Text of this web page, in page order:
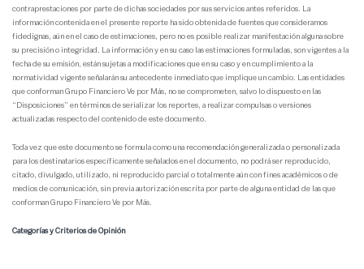
contraprestaciones por parte de dichas sociedades por sus servicios antes referidos. La
información contenida en el presente reporte ha sido obtenida de fuentes que consideramos
fidedignas, aún en el caso de estimaciones, pero no es posible realizar manifestación alguna sobre
su precisión o integridad. La información y en su caso las estimaciones formuladas, son vigentes a la
fecha de su emisión, están sujetas a modificaciones que en su caso y en cumplimiento a la
normatividad vigente señalarán su antecedente inmediato que implique un cambio. Las entidades
que conforman Grupo Financiero Ve por Más, no se comprometen, salvo lo dispuesto en las
“Disposiciones” en términos de serializar los reportes, a realizar compulsas o versiones
actualizadas respecto del contenido de este documento.
Toda vez que este documento se formula como una recomendación generalizada o personalizada
para los destinatarios específicamente señalados en el documento, no podrá ser reproducido,
citado, divulgado, utilizado, ni reproducido parcial o totalmente aún con fines académicos o de
medios de comunicación, sin previa autorización escrita por parte de alguna entidad de las que
conforman Grupo Financiero Ve por Más.
Categorías y Criterios de Opinión